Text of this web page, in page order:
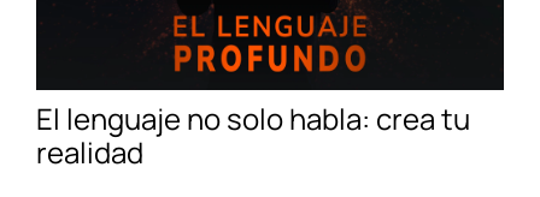
El lenguaje no solo habla: crea tu
realidad